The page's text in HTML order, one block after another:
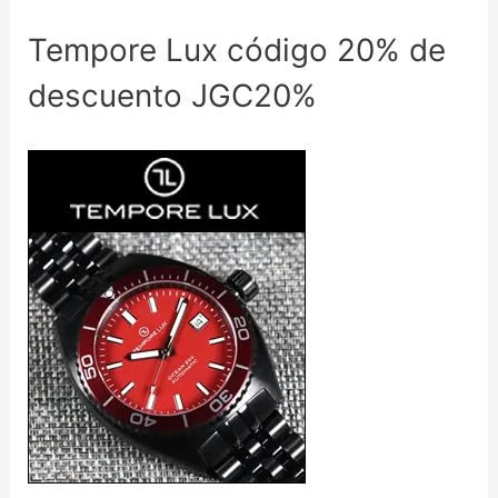
Tempore Lux código 20% de
descuento JGC20%